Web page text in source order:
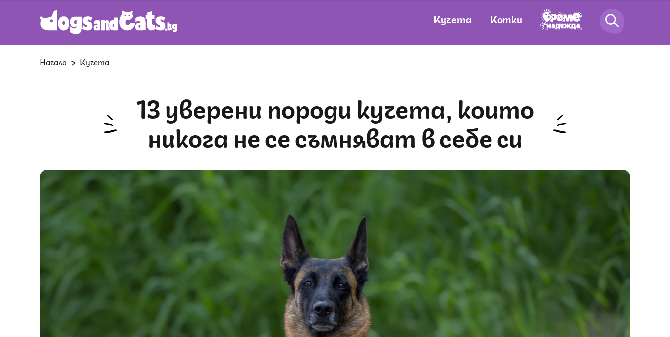
Кучета Котки
Начало Кучета
13 уверени породи кучета, които
никога не се съмняват в себе си